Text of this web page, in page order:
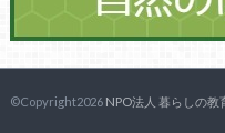
©Copyright2026 NPO法人 暮らしの教